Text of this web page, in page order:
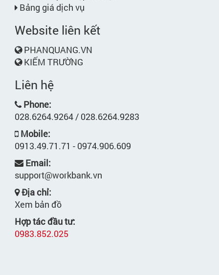
Bảng giá dịch vụ
Website liên kết
PHANQUANG.VN
KIẾM TRƯỜNG
Liên hệ
Phone:
028.6264.9264 / 028.6264.9283
Mobile:
0913.49.71.71 - 0974.906.609
Email:
support@workbank.vn
Địa chỉ:
Xem bản đồ
Hợp tác đầu tư:
0983.852.025